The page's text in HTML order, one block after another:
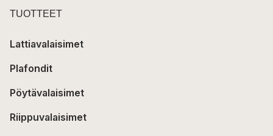
TUOTTEET
Lattiavalaisimet
Plafondit
Pöytävalaisimet
Riippuvalaisimet